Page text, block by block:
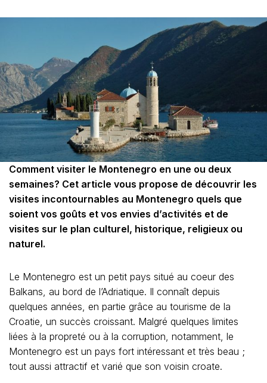
Comment visiter le Montenegro en une ou deux
semaines? Cet article vous propose de découvrir les
visites incontournables au Montenegro quels que
soient vos goûts et vos envies d’activités et de
visites sur le plan culturel, historique, religieux ou
naturel.
Le Montenegro est un petit pays situé au coeur des
Balkans, au bord de l’Adriatique. Il connaît depuis
quelques années, en partie grâce au tourisme de la
Croatie, un succès croissant. Malgré quelques limites
liées à la propreté ou à la corruption, notamment, le
Montenegro est un pays fort intéressant et très beau ;
tout aussi attractif et varié que son voisin croate.